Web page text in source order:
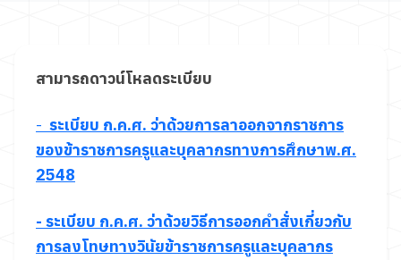
สามารถดาวน์โหลดระเบียบ
- ระเบียบ ก.ค.ศ. ว่าด้วยการลาออกจากราชการ
ของข้าราชการครูและบุคลากรทางการศึกษาพ.ศ.
2548
- ระเบียบ ก.ค.ศ. ว่าด้วยวิธีการออกคำสั่งเกี่ยวกับ
การลงโทษทางวินัยข้าราชการครูและบุคลากร